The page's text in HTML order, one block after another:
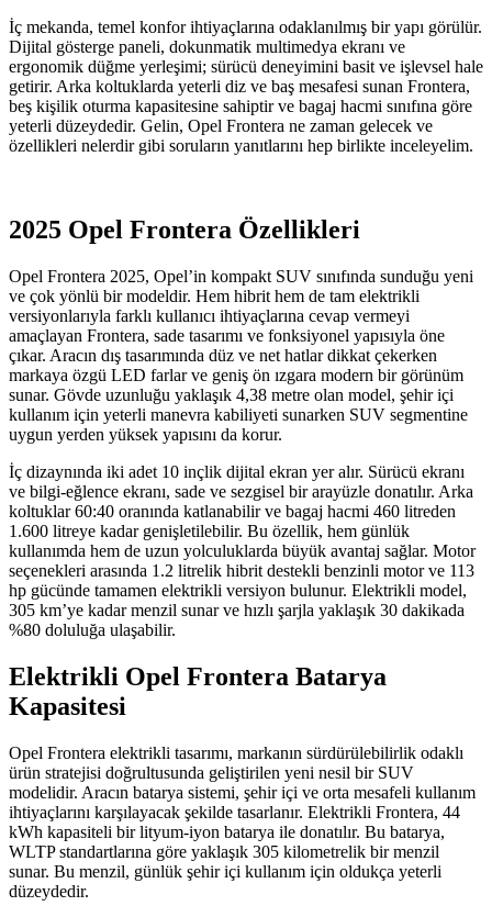
İç mekanda, temel konfor ihtiyaçlarına odaklanılmış bir yapı görülür.
Dijital gösterge paneli, dokunmatik multimedya ekranı ve
ergonomik düğme yerleşimi; sürücü deneyimini basit ve işlevsel hale
getirir. Arka koltuklarda yeterli diz ve baş mesafesi sunan Frontera,
beş kişilik oturma kapasitesine sahiptir ve bagaj hacmi sınıfına göre
yeterli düzeydedir. Gelin, Opel Frontera ne zaman gelecek ve
özellikleri nelerdir gibi soruların yanıtlarını hep birlikte inceleyelim.
2025 Opel Frontera Özellikleri
Opel Frontera 2025, Opel’in kompakt SUV sınıfında sunduğu yeni
ve çok yönlü bir modeldir. Hem hibrit hem de tam elektrikli
versiyonlarıyla farklı kullanıcı ihtiyaçlarına cevap vermeyi
amaçlayan Frontera, sade tasarımı ve fonksiyonel yapısıyla öne
çıkar. Aracın dış tasarımında düz ve net hatlar dikkat çekerken
markaya özgü LED farlar ve geniş ön ızgara modern bir görünüm
sunar. Gövde uzunluğu yaklaşık 4,38 metre olan model, şehir içi
kullanım için yeterli manevra kabiliyeti sunarken SUV segmentine
uygun yerden yüksek yapısını da korur.
İç dizaynında iki adet 10 inçlik dijital ekran yer alır. Sürücü ekranı
ve bilgi-eğlence ekranı, sade ve sezgisel bir arayüzle donatılır. Arka
koltuklar 60:40 oranında katlanabilir ve bagaj hacmi 460 litreden
1.600 litreye kadar genişletilebilir. Bu özellik, hem günlük
kullanımda hem de uzun yolculuklarda büyük avantaj sağlar. Motor
seçenekleri arasında 1.2 litrelik hibrit destekli benzinli motor ve 113
hp gücünde tamamen elektrikli versiyon bulunur. Elektrikli model,
305 km’ye kadar menzil sunar ve hızlı şarjla yaklaşık 30 dakikada
%80 doluluğa ulaşabilir.
Elektrikli Opel Frontera Batarya
Kapasitesi
Opel Frontera elektrikli tasarımı, markanın sürdürülebilirlik odaklı
ürün stratejisi doğrultusunda geliştirilen yeni nesil bir SUV
modelidir. Aracın batarya sistemi, şehir içi ve orta mesafeli kullanım
ihtiyaçlarını karşılayacak şekilde tasarlanır. Elektrikli Frontera, 44
kWh kapasiteli bir lityum-iyon batarya ile donatılır. Bu batarya,
WLTP standartlarına göre yaklaşık 305 kilometrelik bir menzil
sunar. Bu menzil, günlük şehir içi kullanım için oldukça yeterli
düzeydedir.